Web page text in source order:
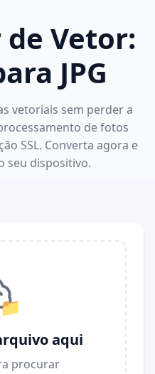
Vetor:
JPG
vetoriais sem perder a
de fotos
SSL. Converta agora e
seu dispositivo.
📁
aqui
procurar